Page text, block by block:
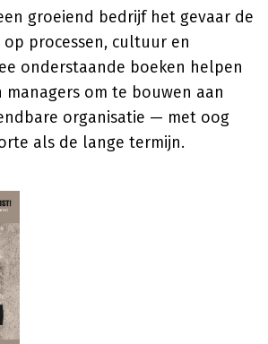
groeiend bedrijf het gevaar de
processen, cultuur en
onderstaande boeken helpen
managers om te bouwen aan
organisatie — met oog
als de lange termijn.